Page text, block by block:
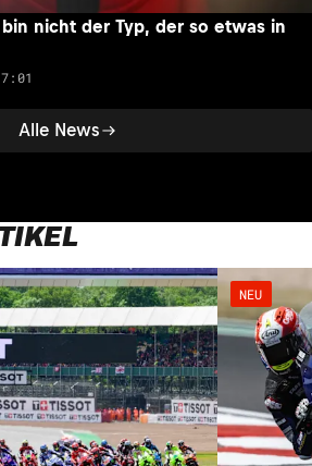
Alle News
nicht der Typ, der so etwas in
NEU